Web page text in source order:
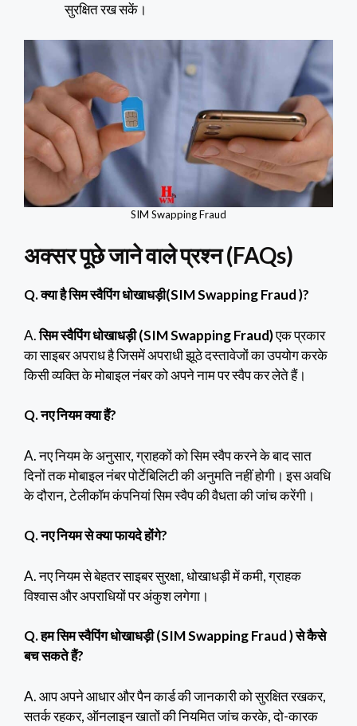
सुरक्षित रख सकें।
SIM Swapping Fraud
अक्सर पूछे जाने वाले प्रश्न (FAQs)
Q. क्या है सिम स्वैपिंग धोखाधड़ी(SIM Swapping Fraud )?
A.सिम स्वैपिंग धोखाधड़ी (SIM Swapping Fraud)एक प्रकार
का साइबर अपराध है जिसमें अपराधी झूठे दस्तावेजों का उपयोग करके
किसी व्यक्ति के मोबाइल नंबर को अपने नाम पर स्वैप कर लेते हैं।
Q. नए नियम क्या हैं?
A. नए नियम के अनुसार, ग्राहकों को सिम स्वैप करने के बाद सात
दिनों तक मोबाइल नंबर पोर्टेबिलिटी की अनुमति नहीं होगी। इस अवधि
के दौरान, टेलीकॉम कंपनियां सिम स्वैप की वैधता की जांच करेंगी।
Q. नए नियम से क्या फायदे होंगे?
A. नए नियम से बेहतर साइबर सुरक्षा, धोखाधड़ी में कमी, ग्राहक
विश्वास और अपराधियों पर अंकुश लगेगा।
Q. हम सिम स्वैपिंग धोखाधड़ी (SIM Swapping Fraud )से कैसे
बच सकते हैं?
A. आप अपने आधार और पैन कार्ड की जानकारी को सुरक्षित रखकर,
सतर्क रहकर, ऑनलाइन खातों की नियमित जांच करके, दो-कारक